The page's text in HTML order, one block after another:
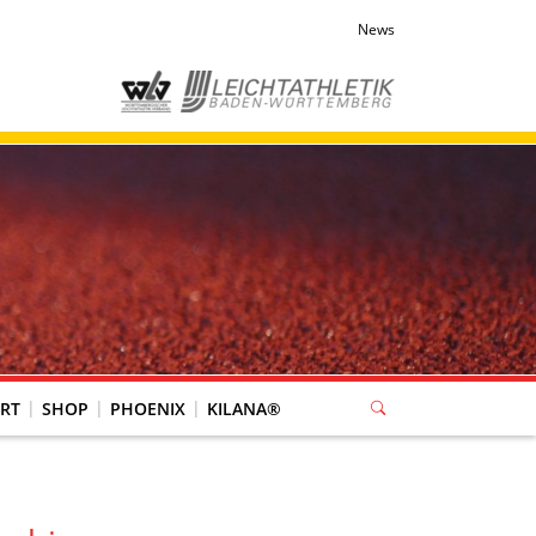
News
SHOP PHOENIX KILANA®